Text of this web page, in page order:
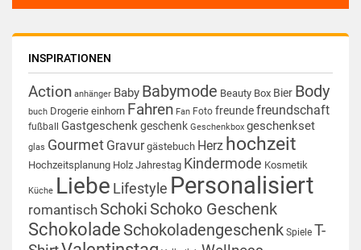
INSPIRATIONEN
Action anhänger Baby Babymode Beauty Box Bier Body
buch Drogerie einhorn Fahren Fan Foto freundefreundschaft
fußball Gastgeschenkgeschenk Geschenkbox geschenkset
glas Gourmet Gravur gästebuch Herz hochzeit
Hochzeitsplanung Holz Jahrestag Kindermode Kosmetik
Küche Liebe Lifestyle Personalisiert
romantisch Schoki Schoko Geschenk
Schokolade Schokoladengeschenk Spiele T-